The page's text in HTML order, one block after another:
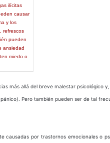
ilícitas
causar
y los
refrescos
pueden
ansiedad
miedo o
más allá del breve malestar psicológico
Pero también pueden ser de tal
causadas por trastornos emocionales o